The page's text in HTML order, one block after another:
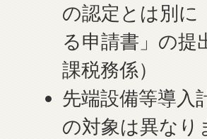
の認定とは別に
る申請書」の提
課税務係）
先端設備等導入
の対象は異なり